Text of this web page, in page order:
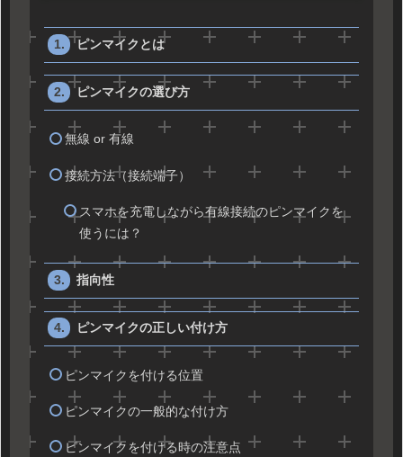
ピンマイクとは
ピンマイクの選び方
無線 or 有線
接続方法（接続端子）
スマホを充電しながら有線接続のピンマイクを
使うには？
指向性
ピンマイクの正しい付け方
ピンマイクを付ける位置
ピンマイクの一般的な付け方
ピンマイクを付ける時の注意点